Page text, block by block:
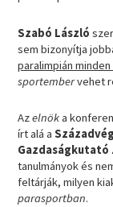
Szabó László
sem bizonyítja
paralimpián
sportembervehet
Azelnöka
írt alá a
Gazdaságkutató
tanulmányok és
feltárják, milyen
parasportban.